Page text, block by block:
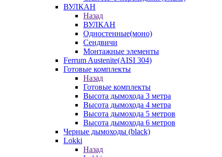
ВУЛКАН
Назад
ВУЛКАН
Одностенные(моно)
Сендвичи
Монтажные элементы
Ferrum Austenite(AISI 304)
Готовые комплекты
Назад
Готовые комплекты
Высота дымохода 3 метра
Высота дымохода 4 метра
Высота дымохода 5 метров
Высота дымохода 6 метров
Черные дымоходы (black)
Lokki
Назад